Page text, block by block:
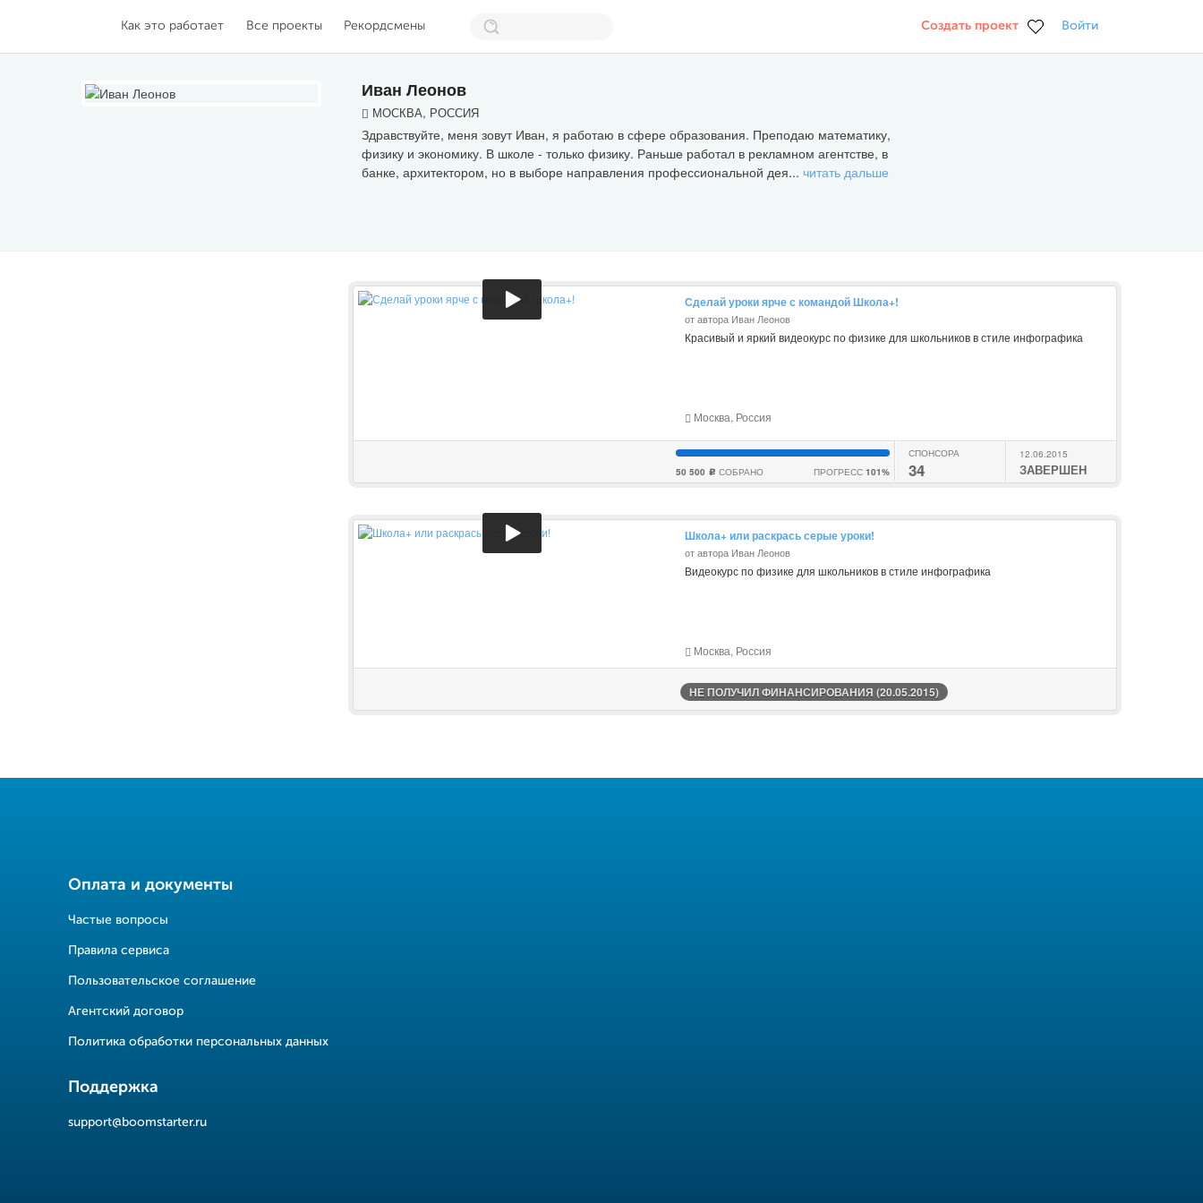
Как это работает Все проекты Рекордсмены Создать проект Войти
Иван Леонов
МОСКВА, РОССИЯ
Здравствуйте, меня зовут Иван, я работаю в сфере образования. Преподаю математику,
физику и экономику. В школе - только физику. Раньше работал в рекламном агентстве, в
банке, архитектором, но в выборе направления профессиональной дея... читать дальше
Сделай уроки ярче с командой Школа+!
от автора Иван Леонов
Красивый и яркий видеокурс по физике для школьников в стиле инфографика
Москва, Россия
50 500 c СОБРАНО ПРОГРЕСС 101%
СПОНСОРА
34
12.06.2015
ЗАВЕРШЕН
Школа+ или раскрась серые уроки!
от автора Иван Леонов
Видеокурс по физике для школьников в стиле инфографика
Москва, Россия
НЕ ПОЛУЧИЛ ФИНАНСИРОВАНИЯ (20.05.2015)
Оплата и документы
Частые вопросы
Правила сервиса
Пользовательское соглашение
Агентский договор
Политика обработки персональных данных
Поддержка
support@boomstarter.ru